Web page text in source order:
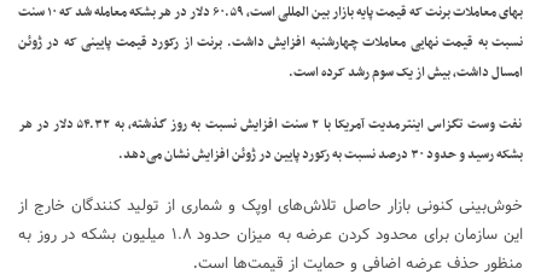
بهای معاملات برنت که قیمت پایه بازار بین المللی است، ۶۰.۵۹ دلار در هر بشکه معامله شد که ۱۰ سنت
نسبت به قیمت نهایی معاملات چهارشنبه افزایش داشت. برنت از رکورد قیمت پایینی که در ژوئن
امسال داشت، بیش از یک سوم رشد کرده است.
نفت وست تگزاس اینترمدیت آمریکا با ۲ سنت افزایش نسبت به روز گذشته، به ۵۴.۳۲ دلار در هر
بشکه رسید و حدود ۳۰ درصد نسبت به رکورد پایین در ژوئن افزایش نشان می‌دهد.
خوش‌بینی کنونی بازار حاصل تلاش‌های اوپک و شماری از تولید کنندگان خارج از
این سازمان برای محدود کردن عرضه به میزان حدود ۱.۸ میلیون بشکه در روز به
منظور حذف عرضه اضافی و حمایت از قیمت‌ها است.